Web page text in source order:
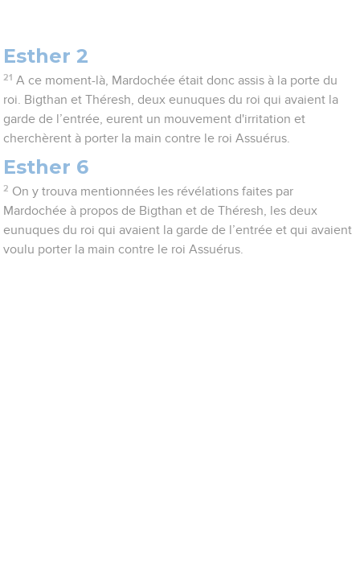
Esther 2
21 A ce moment-là, Mardochée était donc assis à la porte du
roi. Bigthan et Théresh, deux eunuques du roi qui avaient la
garde de l’entrée, eurent un mouvement d'irritation et
cherchèrent à porter la main contre le roi Assuérus.
Esther 6
2 On y trouva mentionnées les révélations faites par
Mardochée à propos de Bigthan et de Théresh, les deux
eunuques du roi qui avaient la garde de l’entrée et qui avaient
voulu porter la main contre le roi Assuérus.